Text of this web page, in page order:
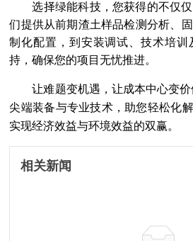
选择绿能科技，您获得的不仅
们提供从前期渣土样品检测分析、
制化配置，到安装调试、技术培训
持，确保您的项目无忧推进。
让难题变机遇，让成本中心变价
尖端装备与专业技术，助您轻松化解
实现经济效益与环境效益的双赢。
相关新闻